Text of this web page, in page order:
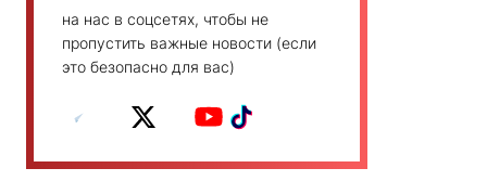
на нас в соцсетях, чтобы не
пропустить важные новости (если
это безопасно для вас)